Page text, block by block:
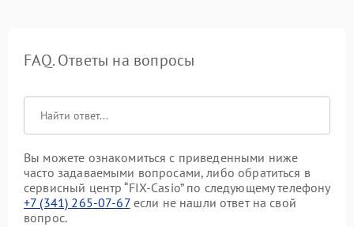
FAQ. Ответы на вопросы
Вы можете ознакомиться с приведенными ниже
часто задаваемыми вопросами, либо обратиться в
сервисный центр “FIX-Casio” по следующему телефону
+7 (341) 265-07-67если не нашли ответ на свой
вопрос.